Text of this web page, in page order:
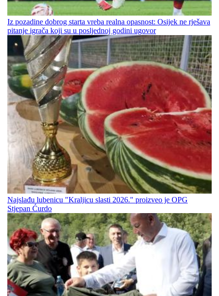
Iz pozadine dobrog starta vreba realna opasnost: Osijek ne rješava
pitanje igrača koji su u posljednoj godini ugovor
Najslađu lubenicu "Kraljicu slasti 2026." proizveo je OPG
Stjepan Ćurdo